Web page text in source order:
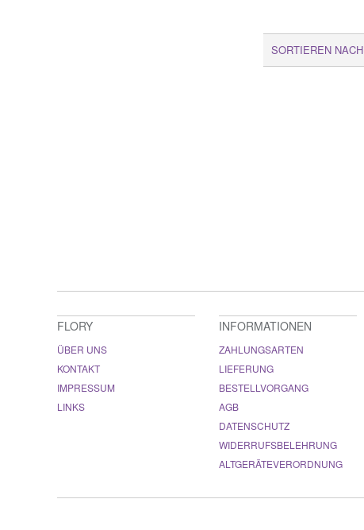
SORTIEREN NACH
FLORY
ÜBER UNS
KONTAKT
IMPRESSUM
LINKS
INFORMATIONEN
ZAHLUNGSARTEN
LIEFERUNG
BESTELLVORGANG
AGB
DATENSCHUTZ
WIDERRUFSBELEHRUNG
ALTGERÄTEVERORDNUNG